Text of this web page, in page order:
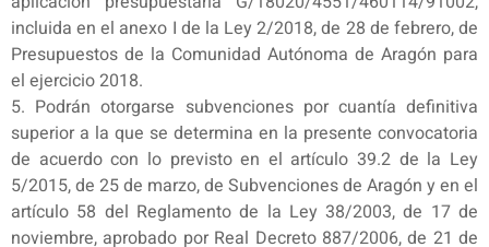
incluida en el anexo I de la Ley 2/2018, de 28 de febrero, de
Presupuestos de la Comunidad Autónoma de Aragón para
el ejercicio 2018.
5. Podrán otorgarse subvenciones por cuantía definitiva
superior a la que se determina en la presente convocatoria
de acuerdo con lo previsto en el artículo 39.2 de la Ley
5/2015, de 25 de marzo, de Subvenciones de Aragón y en el
artículo 58 del Reglamento de la Ley 38/2003, de 17 de
noviembre, aprobado por Real Decreto 887/2006, de 21 de